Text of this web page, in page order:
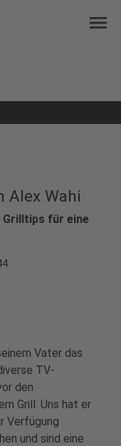
menu
Alex Wahi
Grilltips für eine
Vater das
TV-
den
Grill. Uns hat er
Verfügung
und sind eine